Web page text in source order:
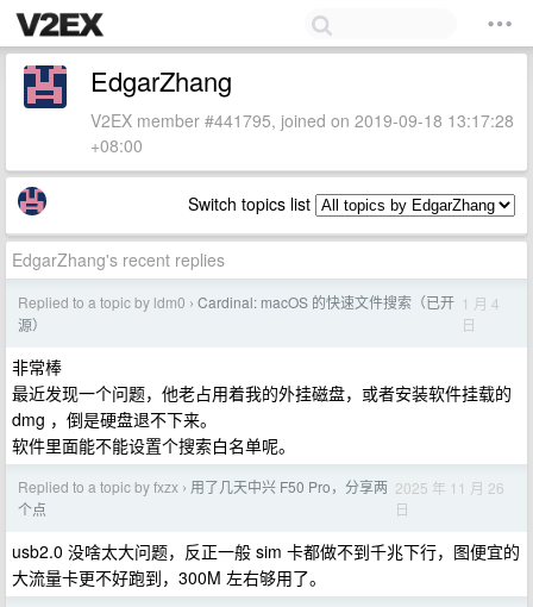
EdgarZhang
V2EX member #441795, joined on 2019-09-18 13:17:28
+08:00
Switch topics list
EdgarZhang's recent replies
Replied to a topic by ldm0 › Cardinal: macOS 的快速文件搜索（已开
源）
1 月 4
日
非常棒
最近发现一个问题，他老占用着我的外挂磁盘，或者安装软件挂载的
dmg ，倒是硬盘退不下来。
软件里面能不能设置个搜索白名单呢。
Replied to a topic by fxzx › 用了几天中兴 F50 Pro，分享两
个点
2025 年 11 月 26
日
usb2.0 没啥太大问题，反正一般 sim 卡都做不到千兆下行，图便宜的
大流量卡更不好跑到，300M 左右够用了。